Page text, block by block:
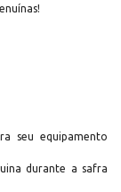
seu equipamento
durante a safra